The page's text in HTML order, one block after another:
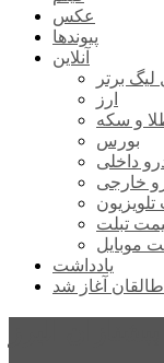
عکس
پیوندها
آنلاین
برتر
ارز
و سکه
بورس
داخلی
خارجی
تبلت
موبایل
یادداشت
آغاز شد